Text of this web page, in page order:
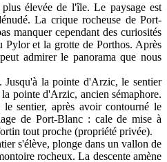
élevée de l'île. Le paysage est
La crique rocheuse de Port-
manquer cependant des curiosités
Pylor et la grotte de Porthos. Après
admirer le panorama que nous
la pointe d'Arzic, le sentier
pointe d'Arzic, ancien sémaphore.
sentier, après avoir contourné le
de Port-Blanc : cale de mise à
tout proche (propriété privée).
s'élève, plonge dans un vallon de
rocheux. La descente amène